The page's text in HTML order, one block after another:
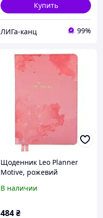
Купить
ЛИГа-канц 99%
Щоденник Leo Planner
Motive, рожевий
В наличии
484₴